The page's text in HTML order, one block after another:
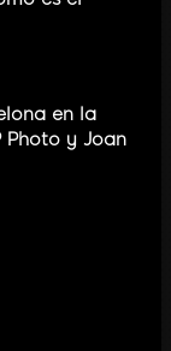
en la
Photo y Joan